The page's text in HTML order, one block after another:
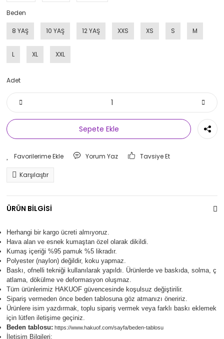
Beden
8 YAŞ 10 YAŞ 12 YAŞ XXS XS S M
L XL XXL
Adet
Sepete Ekle
Yorum Yaz Tavsiye Et
Karşılaştır
ÜRÜN BİLGİSİ
Herhangi bir kargo ücreti almıyoruz.
Hava alan ve esnek kumaştan özel olarak dikildi.
Kumaş içeriği %95 pamuk %5 likradır.
Polyester (naylon) değildir, koku yapmaz.
Baskı, ofnelli tekniği kullanılarak yapıldı. Ürünlerde ve baskıda, solma, ç
atlama, dökülme ve deformasyon oluşmaz.
Tüm ürünlerimiz HAKUOF güvencesinde koşulsuz değiştirilir.
Sipariş vermeden önce beden tablosuna göz atmanızı öneririz.
Ürünlere isim yazdırmak, toplu sipariş vermek veya farklı baskı eklemek
için lütfen iletişime geçiniz.
Beden tablosu: https://www.hakuof.com/sayfa/beden-tablosu
İletişim Bilgileri: